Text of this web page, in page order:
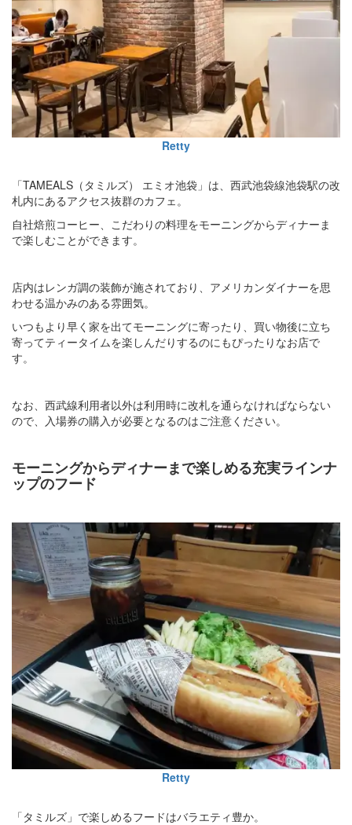
Retty
「TAMEALS（タミルズ） エミオ池袋」は、西武池袋線池袋駅の改
札内にあるアクセス抜群のカフェ。
自社焙煎コーヒー、こだわりの料理をモーニングからディナーま
で楽しむことができます。
店内はレンガ調の装飾が施されており、アメリカンダイナーを思
わせる温かみのある雰囲気。
いつもより早く家を出てモーニングに寄ったり、買い物後に立ち
寄ってティータイムを楽しんだりするのにもぴったりなお店で
す。
なお、西武線利用者以外は利用時に改札を通らなければならない
ので、入場券の購入が必要となるのはご注意ください。
モーニングからディナーまで楽しめる充実ラインナ
ップのフード
Retty
「タミルズ」で楽しめるフードはバラエティ豊か。